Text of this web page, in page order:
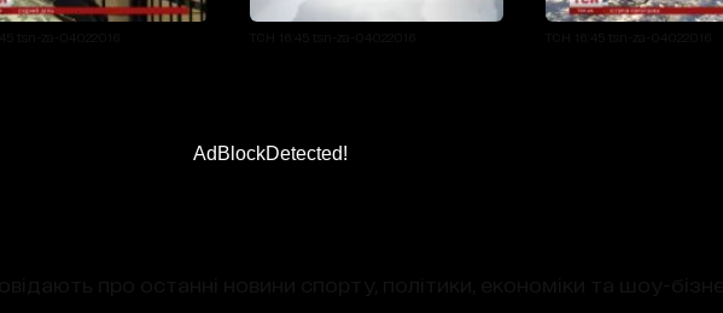
AdBlockDetected!